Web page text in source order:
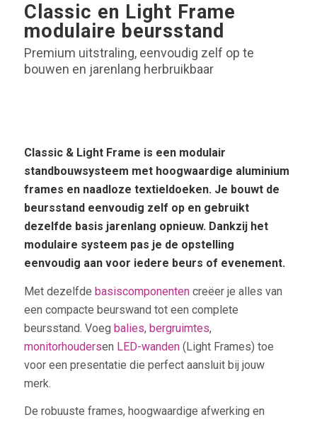
Classic en Light Frame
modulaire beursstand
Premium uitstraling, eenvoudig zelf op te
bouwen en jarenlang herbruikbaar
Classic & Light Frame is een modulair
standbouwsysteem met hoogwaardige aluminium
frames en naadloze textieldoeken. Je bouwt de
beursstand eenvoudig zelf op en gebruikt
dezelfde basis jarenlang opnieuw. Dankzij het
modulaire systeem pas je de opstelling
eenvoudig aan voor iedere beurs of evenement.
Met dezelfde basiscomponentencreëer je alles van
een compacte beurswand tot een complete
beursstand. Voeg balies, bergruimtes,
monitorhoudersen LED-wanden(Light Frames) toe
voor een presentatie die perfect aansluit bij jouw
merk.
De robuuste frames, hoogwaardige afwerking en